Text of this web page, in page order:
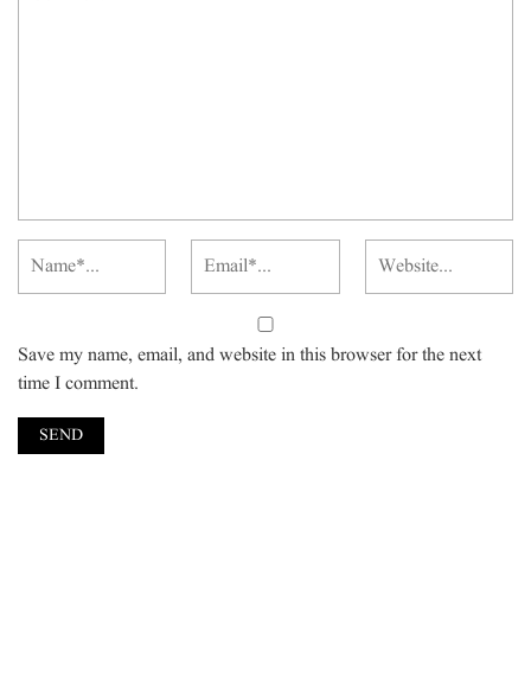
Save my name, email, and website in this browser for the next
time I comment.